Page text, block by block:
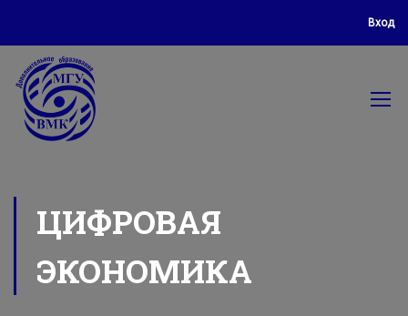
Вход
ЦИФРОВАЯ
ЭКОНОМИКА